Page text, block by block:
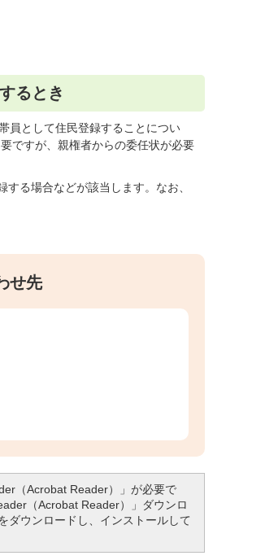
るとき
員として住民登録することについ
ですが、親権者からの委任状が必要
る場合などが該当します。なお、
せ先
（Acrobat Reader）」が必要で
（Acrobat Reader）」ダウンロ
ダウンロードし、インストールして